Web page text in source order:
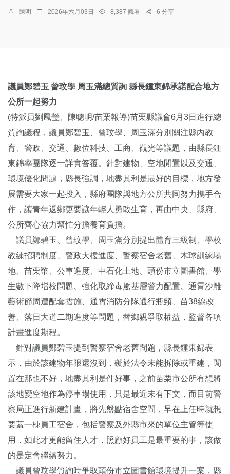
陳明 2026年六月03日 8,387 觀看 6 分享
議員鄭碧玉 曾玟學 周玉滿總質詢 縣長鍾東錦承諾配合地方
公所一起努力
(特派員劉鳳瑩、陳聰明/苗栗報導)苗栗縣議會6月3日進行總
質詢議程，議員鄭碧玉、曾玟學、周玉滿分別關注縣內教
育、警政、交通、數位科技、工商、觀光等議題，由縣長鍾
東錦率團隊逐一詳實答覆。針對建物、空地閒置以及交通、
環境優化問題，縣長強調，地盡其利是最好的目標，地方發
展需要大家一起投入，縣府團隊與地方公所共同努力攜手合
作，讓青年返鄉更要讓年輕人勇敢生育，再由中央、縣府、
公所齊心協力幫忙分擔養育負擔。
議員鄭碧玉、曾玟學、周玉滿分別提出體育三級制、學校
教練招聘制度、警政大樓進度、警察宿舍老舊、木球訓練場
地、苗栗幣、公車進度、中石化土地、頭份市立圖書館、學
生數下降增校問題、強化取締毒駕基層警力配置、通霄沙雕
藝術節周遭配套措施、通霄消防分隊通行瓶頸、苗38線改
善、落日大道二期進度等問題，替鄉親爭取權益，監督各項
計畫進度期程。
針對議員鄭碧玉提到警察宿舍老舊問題，縣長鍾東錦表
示，由於該建物年限還沒到，礙於法令未能拆除或重建，閒
置在那也不好，地盡其利是件好事，之前苗栗市公所有想將
該地變空地作為停車場使用，只是最近未有下文，而目前警
察局正進行新建計畫，將先盤點宿舍空間，早在上任時就想
要蓋一棟員工宿舍，包括警察及外縣市來的單位主管等使
用，如此才更能留住人才，照顧好員工是最重要的事，該做
的是定會繼續努力。
議員曾玟學質詢時爭取頭份市立圖書館環境提升一案，縣